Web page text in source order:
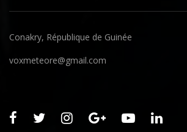
Conakry, République de Guinée
voxmeteore@gmail.com